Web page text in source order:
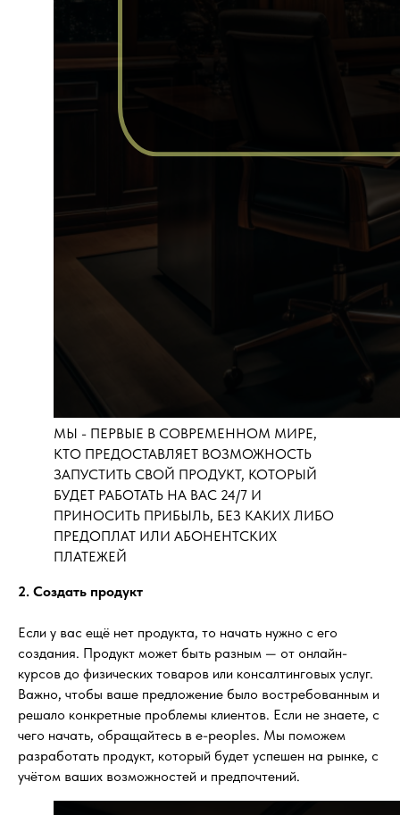
МЫ - ПЕРВЫЕ В СОВРЕМЕННОМ МИРЕ,
КТО ПРЕДОСТАВЛЯЕТ ВОЗМОЖНОСТЬ
ЗАПУСТИТЬ СВОЙ ПРОДУКТ, КОТОРЫЙ
БУДЕТ РАБОТАТЬ НА ВАС 24/7 И
ПРИНОСИТЬ ПРИБЫЛЬ, БЕЗ КАКИХ ЛИБО
ПРЕДОПЛАТ ИЛИ АБОНЕНТСКИХ
ПЛАТЕЖЕЙ
2. Создать продукт
Если у вас ещё нет продукта, то начать нужно с его
создания. Продукт может быть разным — от онлайн-
курсов до физических товаров или консалтинговых услуг.
Важно, чтобы ваше предложение было востребованным и
решало конкретные проблемы клиентов. Если не знаете, с
чего начать, обращайтесь в e-peoples. Мы поможем
разработать продукт, который будет успешен на рынке, с
учётом ваших возможностей и предпочтений.